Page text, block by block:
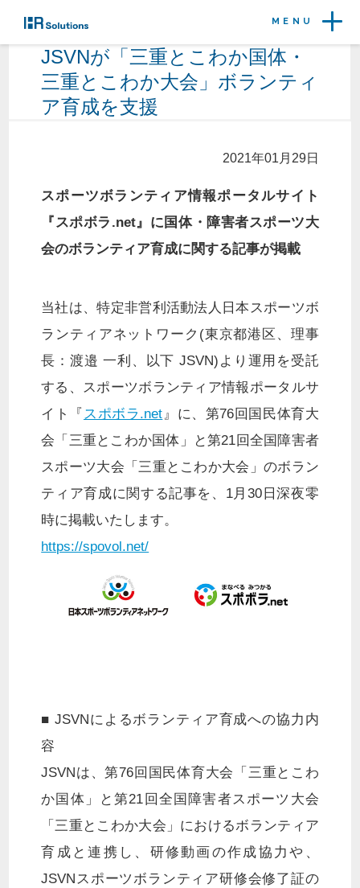
MENU
JSVNが「三重とこわか国体・
三重とこわか大会」ボランティ
ア育成を支援
2021年01月29日
スポーツボランティア情報ポータルサイト
『スポボラ.net』に国体・障害者スポーツ大
会のボランティア育成に関する記事が掲載
当社は、特定非営利活動法人日本スポーツボ
ランティアネットワーク(東京都港区、理事
長：渡邉 一利、以下 JSVN)より運用を受託
する、スポーツボランティア情報ポータルサ
イト『 スポボラ.net』に、第76回国民体育大
会「三重とこわか国体」と第21回全国障害者
スポーツ大会「三重とこわか大会」のボラン
ティア育成に関する記事を、1月30日深夜零
時に掲載いたします。
https://spovol.net/
■ JSVNによるボランティア育成への協力内
容
JSVNは、第76回国民体育大会「三重とこわ
か国体」と第21回全国障害者スポーツ大会
「三重とこわか大会」におけるボランティア
育成と連携し、研修動画の作成協力や、
JSVNスポーツボランティア研修会修了証の